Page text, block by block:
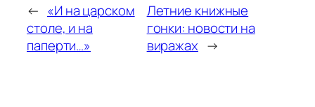
← «И на царском
столе, и на
паперти…»
Летние книжные
гонки: новости на
виражах →